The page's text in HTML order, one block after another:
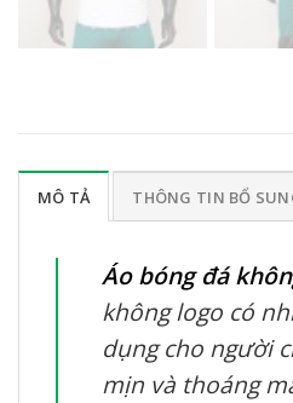
MÔ TẢ THÔNG TIN BỔ
Áo bóng đá
không logo có
dụng cho người
mịn và thoáng